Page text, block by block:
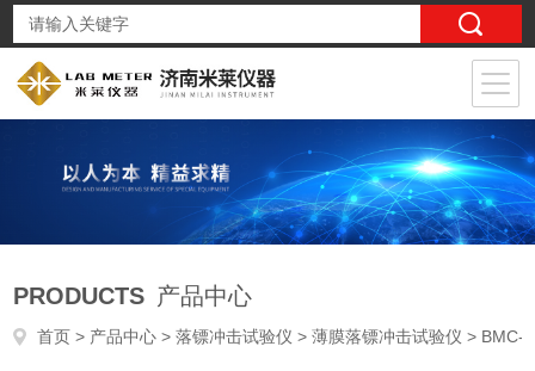
PRODUCTS 产品中心
首页 > 产品中心 >落镖冲击试验仪 >薄膜落镖冲击试验仪 > BMC-C1药用复合硬片冲击试验仪